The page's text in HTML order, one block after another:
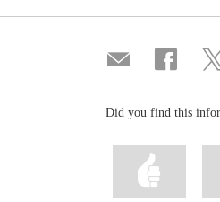
Compartir
por
Share
on
on
Did you find this